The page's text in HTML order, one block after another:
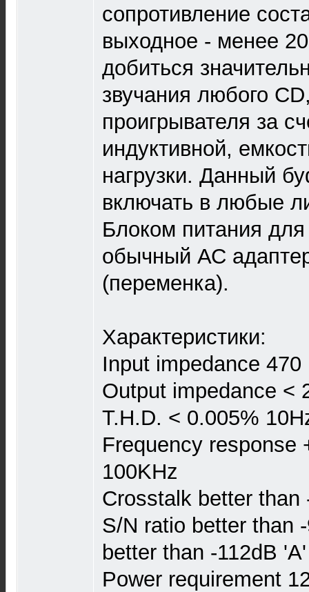
сопротивление
выходное - менее
добиться
звучания любого
проигрывателя за
индуктивной,
нагрузки. Данный
включать в любые
Блоком питания
обычный АС
(переменка).
Характеристики:
Input impedance 470
Output impedance <
T.H.D. < 0.005%
Frequency response
100KHz
Crosstalk better than
S/N ratio better than
better than -112dB
Power requirement